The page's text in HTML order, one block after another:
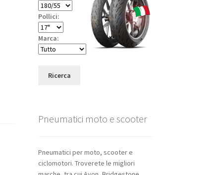
Pollici:
Marca:
Ricerca
Pneumatici moto e scooter
Pneumatici per moto, scooter e
ciclomotori. Troverete le migliori